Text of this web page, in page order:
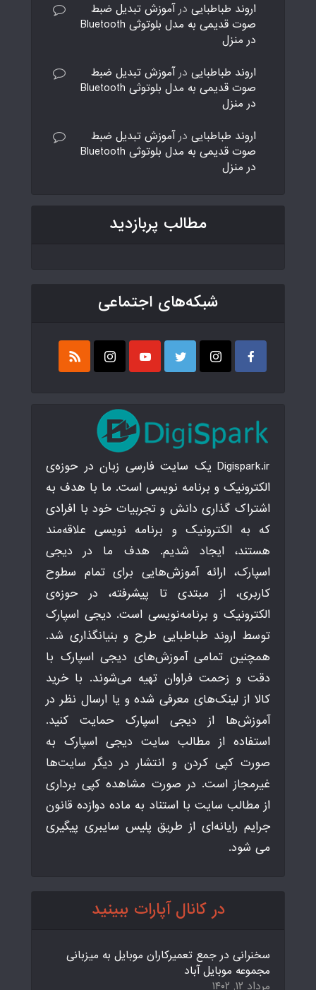
اروند طباطبایی در آموزش تبدیل ضبط
صوت قدیمی به مدل بلوتوثی Bluetooth
در منزل
اروند طباطبایی در آموزش تبدیل ضبط
صوت قدیمی به مدل بلوتوثی Bluetooth
در منزل
اروند طباطبایی در آموزش تبدیل ضبط
صوت قدیمی به مدل بلوتوثی Bluetooth
در منزل
مطالب پربازدید
شبکه‌های اجتماعی
Digispark.ir یک سایت فارسی زبان در حوزه‌ی
الکترونیک و برنامه نویسی است. ما با هدف به
اشتراک گذاری دانش و تجربیات خود با افرادی
که به الکترونیک و برنامه نویسی علاقه‌مند
هستند، ایجاد شدیم. هدف ما در دیجی
اسپارک، ارائه آموزش‌هایی برای تمام سطوح
کاربری، از مبتدی تا پیشرفته، در حوزه‌ی
الکترونیک و برنامه‌نویسی است. دیجی اسپارک
توسط اروند طباطبایی طرح و بنیانگذاری شد.
همچنین تمامی آموزش‌های دیجی اسپارک با
دقت و زحمت فراوان تهیه می‌شوند. با خرید
کالا از لینک‌های معرفی شده و یا ارسال نظر در
آموزش‌ها از دیجی اسپارک حمایت کنید.
استفاده از مطالب سایت دیجی اسپارک به
صورت کپی کردن و انتشار در دیگر سایت‌ها
غیرمجاز است. در صورت مشاهده کپی برداری
از مطالب سایت با استناد به ماده دوازده قانون
جرایم رایانه‌ای از طریق پلیس سایبری پیگیری
می شود.
در کانال آپارات ببینید
سخنرانی در جمع تعمیرکاران موبایل به میزبانی
مجموعه موبایل آباد